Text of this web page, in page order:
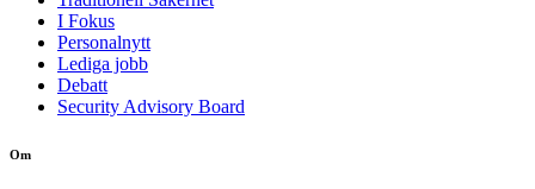
I Fokus
Personalnytt
Lediga jobb
Debatt
Security Advisory Board
Om